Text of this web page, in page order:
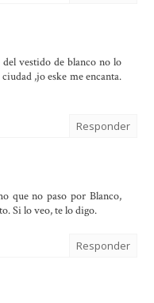
vestido de blanco no lo
,jo eske me encanta.
Responder
que no paso por Blanco,
Si lo veo, te lo digo.
Responder